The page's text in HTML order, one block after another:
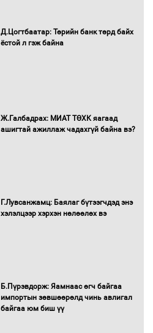
Бүх шатанд хэмнэлтийн горимд
Д.Цогтбаатар: Төрийн банк төрд байх
ёстой л гэж байна
Ж.Галбадрах: МИАТ ТӨХК яагаад
ашигтай ажиллаж чадахгүй байна вэ?
Г.Лувсанжамц: Баялаг бүтээгчдэд энэ
хэлэлцээр хэрхэн нөлөөлөх вэ
Б.Пүрэвдорж: Яамнаас өгч байгаа
импортын зөвшөөрөлд чинь авлигал
байгаа юм биш үү